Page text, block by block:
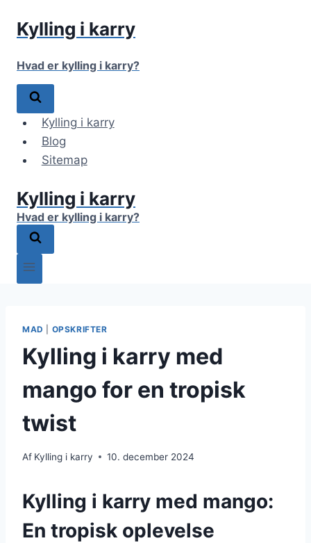
Kylling i karry
Hvad er kylling i karry?
Kylling i karry
Blog
Sitemap
Kylling i karry
Hvad er kylling i karry?
MAD OPSKRIFTER
Kylling i karry med
mango for en tropisk
twist
Af Kylling i karry 10. december 2024
Kylling i karry med mango:
En tropisk oplevelse